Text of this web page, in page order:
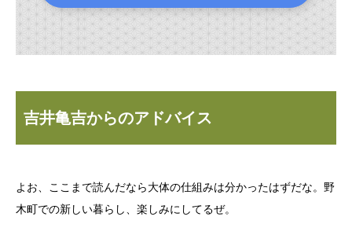
吉井亀吉からのアドバイス
よお、ここまで読んだなら大体の仕組みは分かったはずだな。野
木町での新しい暮らし、楽しみにしてるぜ。